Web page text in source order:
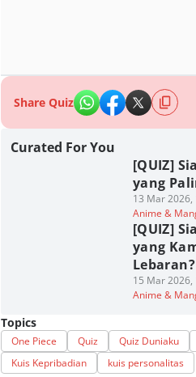
Share Quiz
Curated For You
[QUIZ]
yang
13 Mar 2026,
Anime &
[QUIZ]
yang
Lebaran?
15 Mar 2026,
Anime &
Topics
One Piece Quiz Quiz Duniaku
Kuis Kepribadian
kuis personalitas